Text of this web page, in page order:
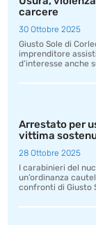
carcere
30 Ottobre 2025
Giusto Sole di
imprenditore
d’interesse anche
Arrestato per
vittima
28 Ottobre 2025
I carabinieri del
un’ordinanza
confronti di Giusto